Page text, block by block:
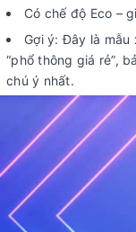
Có chế độ Eco –
Gợi ý: Đây là
“phổ thông giá rẻ”,
chú ý nhất.